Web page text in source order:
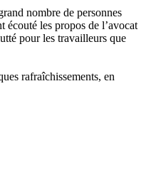
nombre de personnes
écouté les propos de l’avocat
pour les travailleurs que
rafraîchissements, en